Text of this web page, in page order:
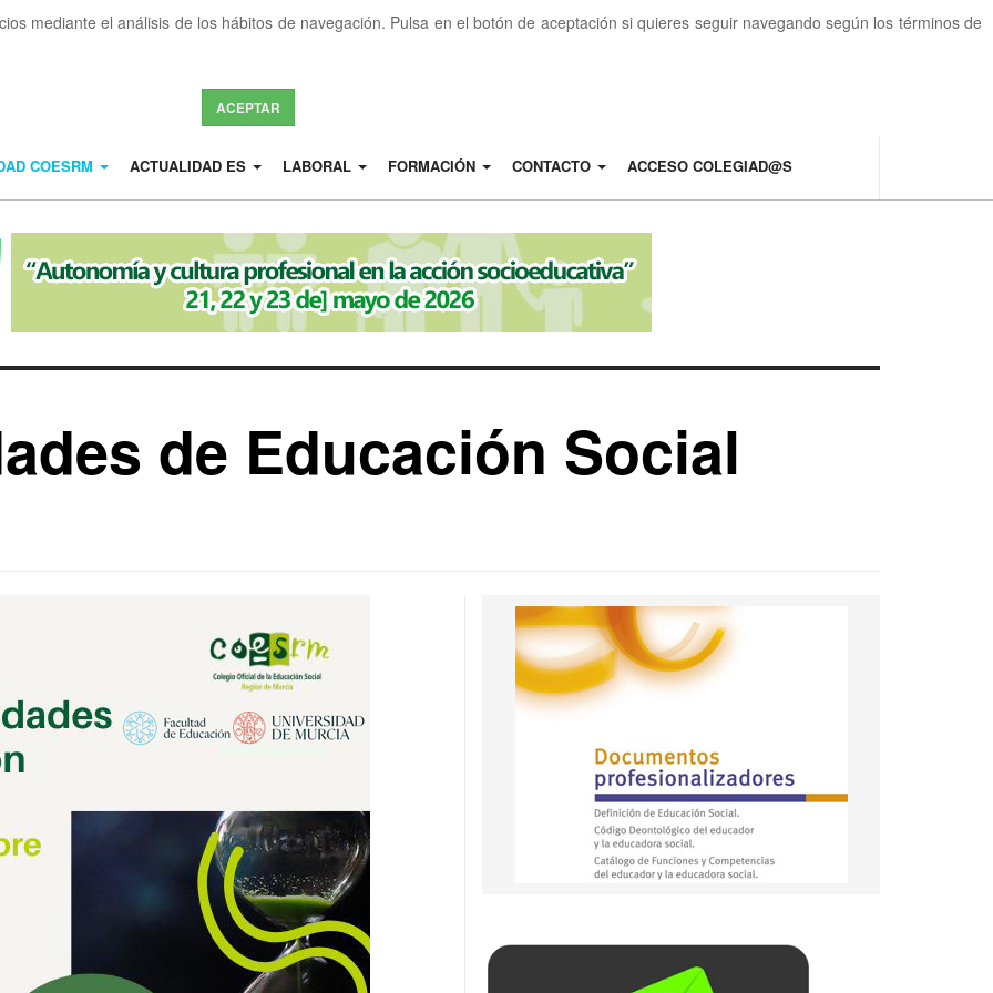
mediante el análisis de los hábitos de navegación. Pulsa en el botón de aceptación si quieres seguir navegando según los términos de
ACEPTAR
COESRM ACTUALIDAD ES LABORAL FORMACIÓN CONTACTO ACCESO COLEGIAD@S
de Educación Social